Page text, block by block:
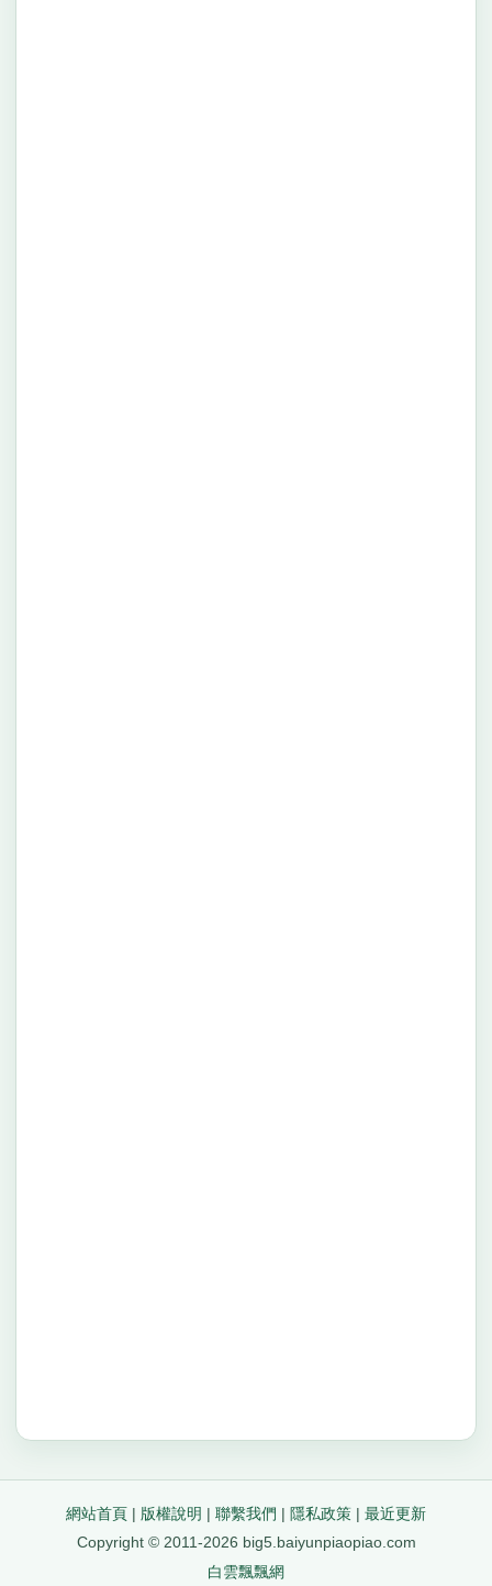
網站首頁 | 版權說明 | 聯繫我們 | 隱私政策 | 最近更新
Copyright © 2011-2026 big5.baiyunpiaopiao.com
白雲飄飄網